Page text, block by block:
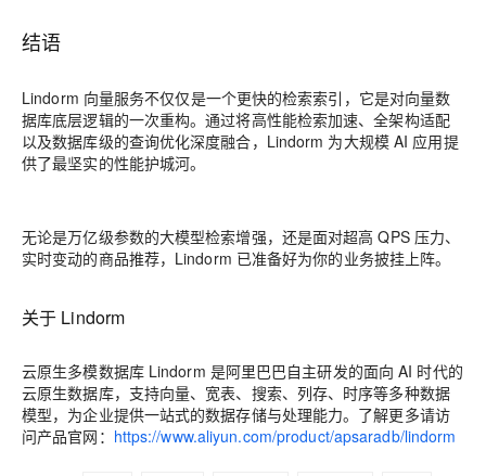
结语
Lindorm 向量服务不仅仅是一个更快的检索索引，它是对向量数
据库底层逻辑的一次重构。通过将高性能检索加速、全架构适配
以及数据库级的查询优化深度融合，Lindorm 为大规模 AI 应用提
供了最坚实的性能护城河。
无论是万亿级参数的大模型检索增强，还是面对超高 QPS 压力、
实时变动的商品推荐，Lindorm 已准备好为你的业务披挂上阵。
关于 Lindorm
云原生多模数据库 Lindorm 是阿里巴巴自主研发的面向 AI 时代的
云原生数据库，支持向量、宽表、搜索、列存、时序等多种数据
模型，为企业提供一站式的数据存储与处理能力。了解更多请访
问产品官网： https://www.aliyun.com/product/apsaradb/lindorm